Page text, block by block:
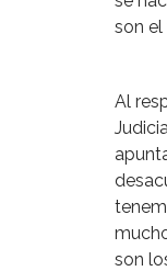
son el
Al
son